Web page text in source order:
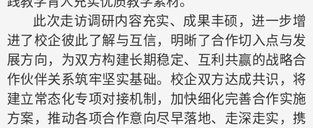
此次走访调研内容充实、成果丰硕，进一步增
进了校企彼此了解与互信，明晰了合作切入点与发
展方向，为双方构建长期稳定、互利共赢的战略合
作伙伴关系筑牢坚实基础。校企双方达成共识，将
建立常态化专项对接机制，加快细化完善合作实施
方案，推动各项合作意向尽早落地、走深走实，携